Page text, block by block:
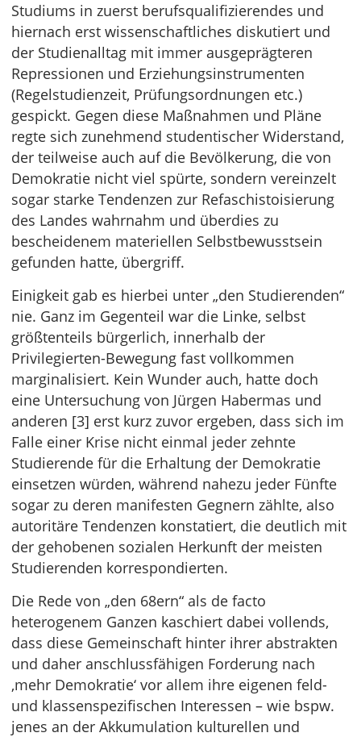
Studiums in zuerst berufsqualifizierendes und
hiernach erst wissenschaftliches diskutiert und
der Studienalltag mit immer ausgeprägteren
Repressionen und Erziehungsinstrumenten
(Regelstudienzeit, Prüfungsordnungen etc.)
gespickt. Gegen diese Maßnahmen und Pläne
regte sich zunehmend studentischer Widerstand,
der teilweise auch auf die Bevölkerung, die von
Demokratie nicht viel spürte, sondern vereinzelt
sogar starke Tendenzen zur Refaschistoisierung
des Landes wahrnahm und überdies zu
bescheidenem materiellen Selbstbewusstsein
gefunden hatte, übergriff.
Einigkeit gab es hierbei unter „den Studierenden“
nie. Ganz im Gegenteil war die Linke, selbst
größtenteils bürgerlich, innerhalb der
Privilegierten-Bewegung fast vollkommen
marginalisiert. Kein Wunder auch, hatte doch
eine Untersuchung von Jürgen Habermas und
anderen [3] erst kurz zuvor ergeben, dass sich im
Falle einer Krise nicht einmal jeder zehnte
Studierende für die Erhaltung der Demokratie
einsetzen würden, während nahezu jeder Fünfte
sogar zu deren manifesten Gegnern zählte, also
autoritäre Tendenzen konstatiert, die deutlich mit
der gehobenen sozialen Herkunft der meisten
Studierenden korrespondierten.
Die Rede von „den 68ern“ als de facto
heterogenem Ganzen kaschiert dabei vollends,
dass diese Gemeinschaft hinter ihrer abstrakten
und daher anschlussfähigen Forderung nach
‚mehr Demokratie‘ vor allem ihre eigenen feld-
und klassenspezifischen Interessen – wie bspw.
jenes an der Akkumulation kulturellen und